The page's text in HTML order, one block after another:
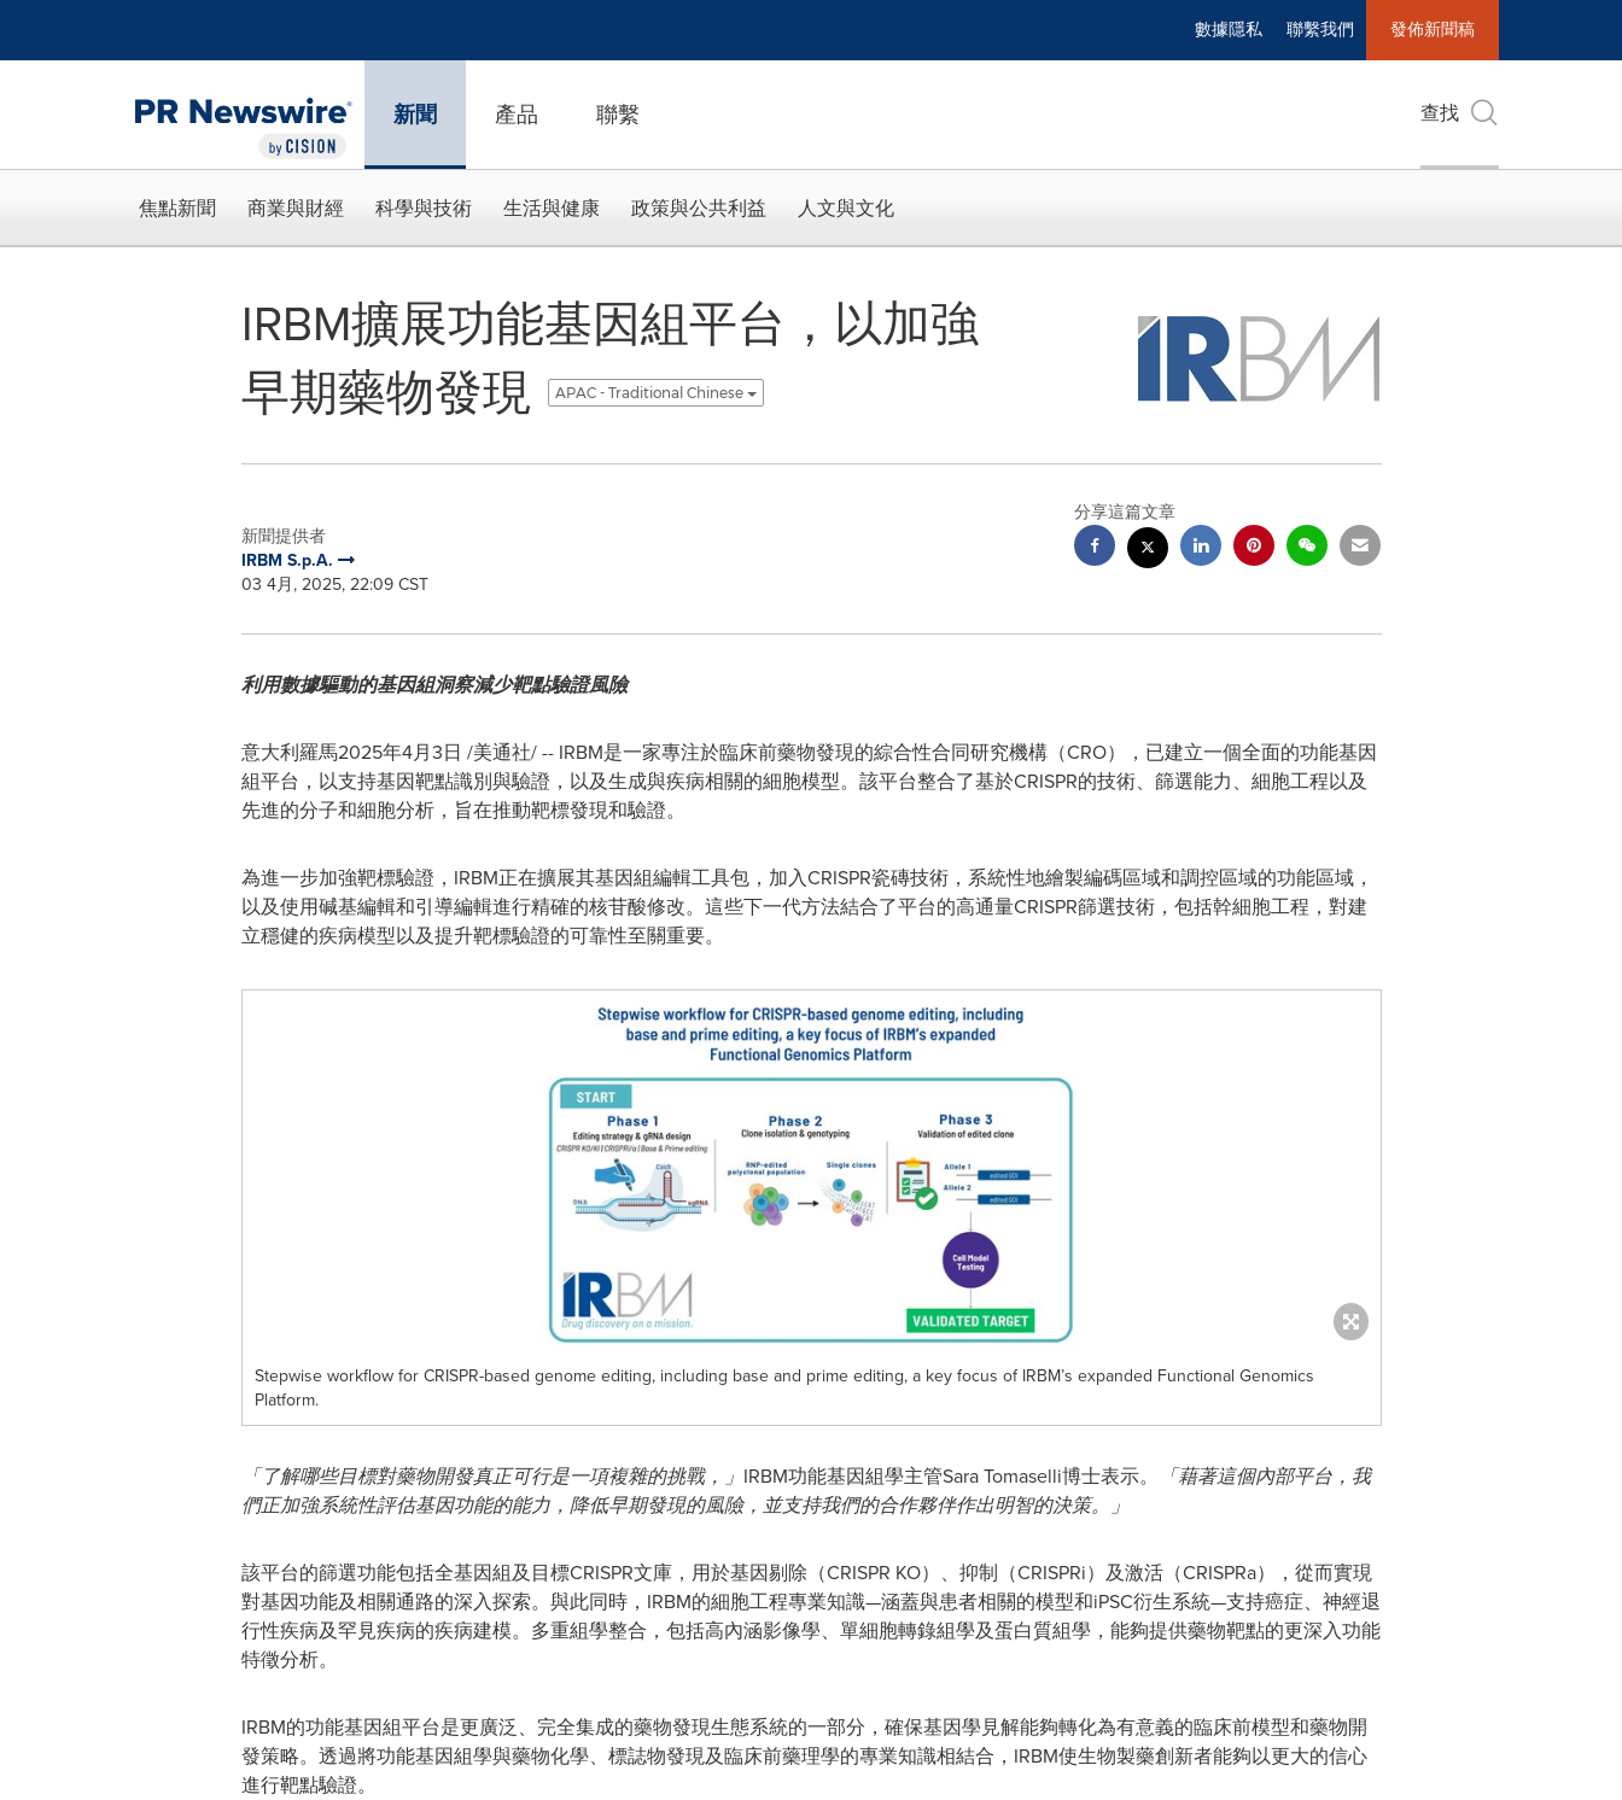
數據隱私 聯繫我們 發佈新聞稿
新聞 產品 聯繫 查找
焦點新聞 商業與財經 科學與技術 生活與健康 政策與公共利益 人文與文化
IRBM擴展功能基因組平台，以加強
早期藥物發現
APAC - Traditional Chinese
新聞提供者
IRBM S.p.A.
03 4月, 2025, 22:09 CST
分享這篇文章
利用數據驅動的基因組洞察減少靶點驗證風險
意大利羅馬2025年4月3日 /美通社/ -- IRBM是一家專注於臨床前藥物發現的綜合性合同研究機構（CRO），已建立一個全面的功能基因
組平台，以支持基因靶點識別與驗證，以及生成與疾病相關的細胞模型。該平台整合了基於CRISPR的技術、篩選能力、細胞工程以及
先進的分子和細胞分析，旨在推動靶標發現和驗證。
為進一步加強靶標驗證，IRBM正在擴展其基因組編輯工具包，加入CRISPR瓷磚技術，系統性地繪製編碼區域和調控區域的功能區域，
以及使用碱基編輯和引導編輯進行精確的核苷酸修改。這些下一代方法結合了平台的高通量CRISPR篩選技術，包括幹細胞工程，對建
立穩健的疾病模型以及提升靶標驗證的可靠性至關重要。
Stepwise workflow for CRISPR-based genome editing, including base and prime editing, a key focus of IRBM’s expanded Functional Genomics
Platform.
「了解哪些目標對藥物開發真正可行是一項複雜的挑戰，」 IRBM功能基因組學主管Sara Tomaselli博士表示。
「藉著這個內部平台，我
們正加強系統性評估基因功能的能力，降低早期發現的風險，並支持我們的合作夥伴作出明智的決策。」
該平台的篩選功能包括全基因組及目標CRISPR文庫，用於基因剔除（CRISPR KO）、抑制（CRISPRi）及激活（CRISPRa），從而實現
對基因功能及相關通路的深入探索。與此同時，IRBM的細胞工程專業知識—涵蓋與患者相關的模型和iPSC衍生系統—支持癌症、神經退
行性疾病及罕見疾病的疾病建模。多重組學整合，包括高內涵影像學、單細胞轉錄組學及蛋白質組學，能夠提供藥物靶點的更深入功能
特徵分析。
IRBM的功能基因組平台是更廣泛、完全集成的藥物發現生態系統的一部分，確保基因學見解能夠轉化為有意義的臨床前模型和藥物開
發策略。透過將功能基因組學與藥物化學、標誌物發現及臨床前藥理學的專業知識相結合，IRBM使生物製藥創新者能夠以更大的信心
進行靶點驗證。